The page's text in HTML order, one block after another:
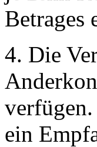
Betrages
4. Die
ein